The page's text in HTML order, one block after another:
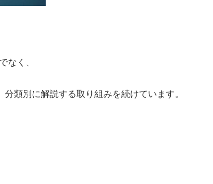
なく、
類別に解説する取り組みを続けています。